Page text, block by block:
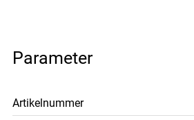
Parameter
Artikelnummer